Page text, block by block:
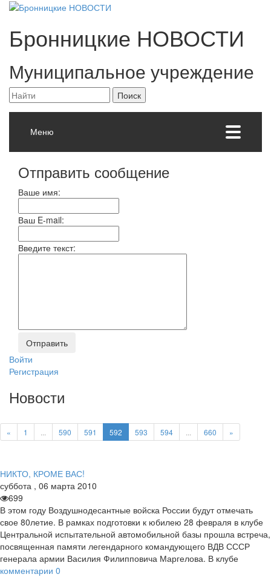
Бронницкие НОВОСТИ
Муниципальное учреждение
Меню
Отправить сообщение
Ваше имя:
Ваш E-mail:
Введите текст:
Войти
Регистрация
Новости
« 1 590 591 592 593 594 660 »
НИКТО, КРОМЕ ВАС!
суббота , 06 марта 2010
699
В этом году Воздушнодесантные войска России будут отмечать
свое 80летие. В рамках подготовки к юбилею 28 февраля в клубе
Центральной испытательной автомобильной базы прошла встреча,
посвященная памяти легендарного командующего ВДВ СССР
генерала армии Василия Филипповича Маргелова. В клубе
комментарии 0